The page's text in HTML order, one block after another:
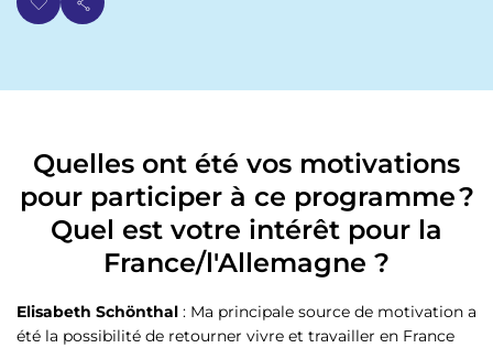
Quelles ont été vos motivations
pour participer à ce programme ?
Quel est votre intérêt pour la
France/l'Allemagne ?
Elisabeth Schönthal : Ma principale source de motivation a
été la possibilité de retourner vivre et travailler en France